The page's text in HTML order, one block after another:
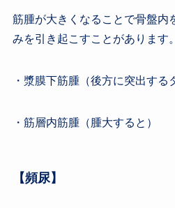
筋腫が大きくなることで骨盤内
みを引き起こすことがあります。
・漿膜下筋腫（後方に突出する
・筋層内筋腫（腫大すると）
【頻尿】